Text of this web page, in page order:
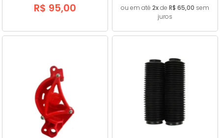
R$ 95,00 ou em até 2xde R$ 65,00 sem
juros